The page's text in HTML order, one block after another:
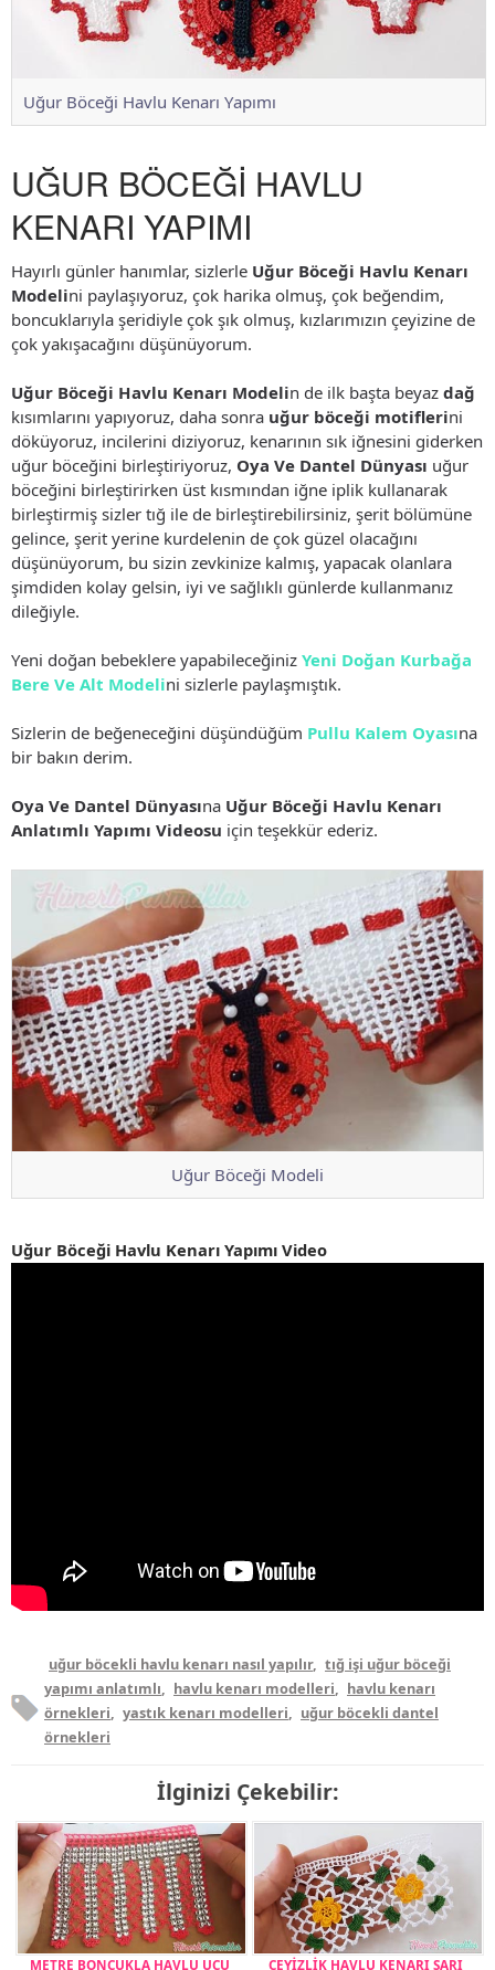
Uğur Böceği Havlu Kenarı Yapımı
UĞUR BÖCEĞİ HAVLU
KENARI YAPIMI
Hayırlı günler hanımlar, sizlerle Uğur Böceği Havlu Kenarı
Modelini paylaşıyoruz, çok harika olmuş, çok beğendim,
boncuklarıyla şeridiyle çok şık olmuş, kızlarımızın çeyizine de
çok yakışacağını düşünüyorum.
Uğur Böceği Havlu Kenarı Modelin de ilk başta beyaz dağ
kısımlarını yapıyoruz, daha sonra uğur böceği motiflerini
döküyoruz, incilerini diziyoruz, kenarının sık iğnesini giderken
uğur böceğini birleştiriyoruz, Oya Ve Dantel Dünyası uğur
böceğini birleştirirken üst kısmından iğne iplik kullanarak
birleştirmiş sizler tığ ile de birleştirebilirsiniz, şerit bölümüne
gelince, şerit yerine kurdelenin de çok güzel olacağını
düşünüyorum, bu sizin zevkinize kalmış, yapacak olanlara
şimdiden kolay gelsin, iyi ve sağlıklı günlerde kullanmanız
dileğiyle.
Yeni doğan bebeklere yapabileceğiniz Yeni Doğan Kurbağa
Bere Ve Alt Modelini sizlerle paylaşmıştık.
Sizlerin de beğeneceğini düşündüğüm Pullu Kalem Oyasına
bir bakın derim.
Oya Ve Dantel Dünyasına Uğur Böceği Havlu Kenarı
Anlatımlı Yapımı Videosu için teşekkür ederiz.
Uğur Böceği Modeli
Uğur Böceği Havlu Kenarı Yapımı Video
uğur böcekli havlu kenarı nasıl yapılır, tığ işi uğur böceği
yapımı anlatımlı, havlu kenarı modelleri, havlu kenarı
örnekleri, yastık kenarı modelleri, uğur böcekli dantel
örnekleri
İlginizi Çekebilir:
METRE BONCUKLA HAVLU UCU ÇEYİZLİK HAVLU KENARI SARI